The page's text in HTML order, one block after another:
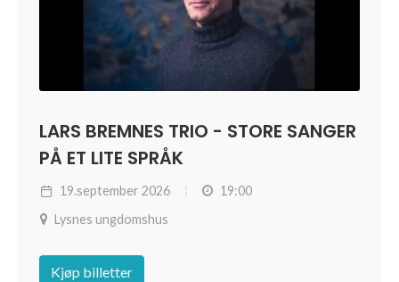
LARS BREMNES TRIO - STORE SANGER
PÅ ET LITE SPRÅK
19.september 2026
19:00
Lysnes ungdomshus
Kjøp billetter